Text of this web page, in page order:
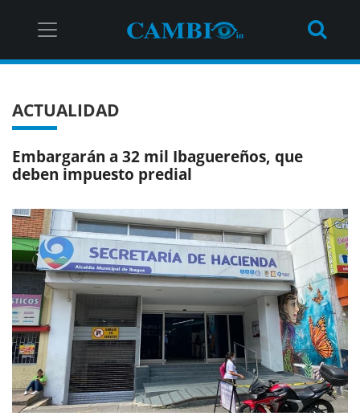
ACTUALIDAD
Embargarán a 32 mil Ibaguereños, que
deben impuesto predial